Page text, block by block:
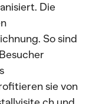
Die
So sind
sie von